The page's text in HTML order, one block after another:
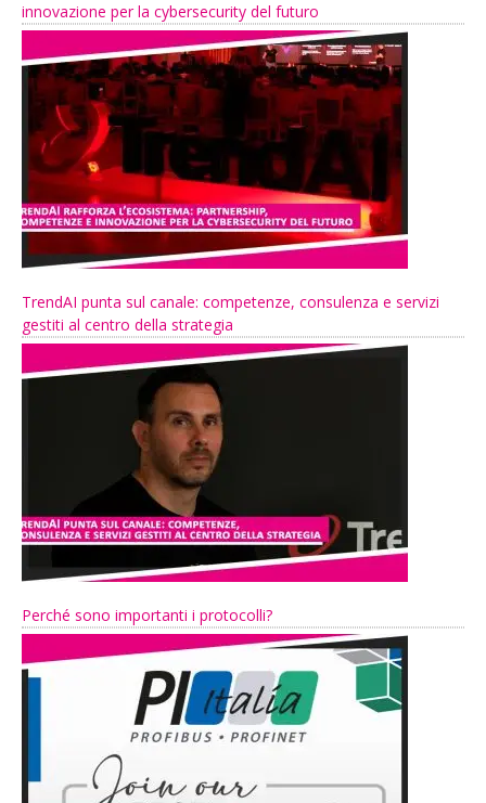
innovazione per la cybersecurity del futuro
TrendAI punta sul canale: competenze, consulenza e servizi
gestiti al centro della strategia
Perché sono importanti i protocolli?